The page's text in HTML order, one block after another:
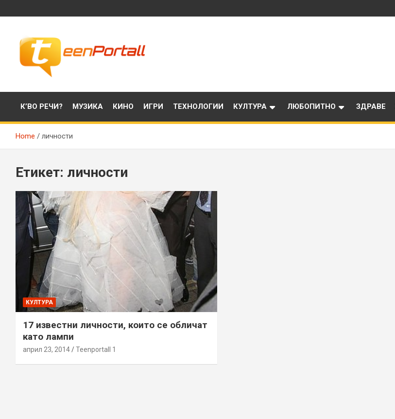
to
TeenPortall
К’ВО РЕЧИ? МУЗИКА КИНО ИГРИ ТЕХНОЛОГИИ КУЛТУРА ЛЮБОПИТНО ЗДРАВЕ
Home личности
Етикет: личности
КУЛТУРА
17 известни личности, които се обличат
като лампи
април 23, 2014 Teenportall 1